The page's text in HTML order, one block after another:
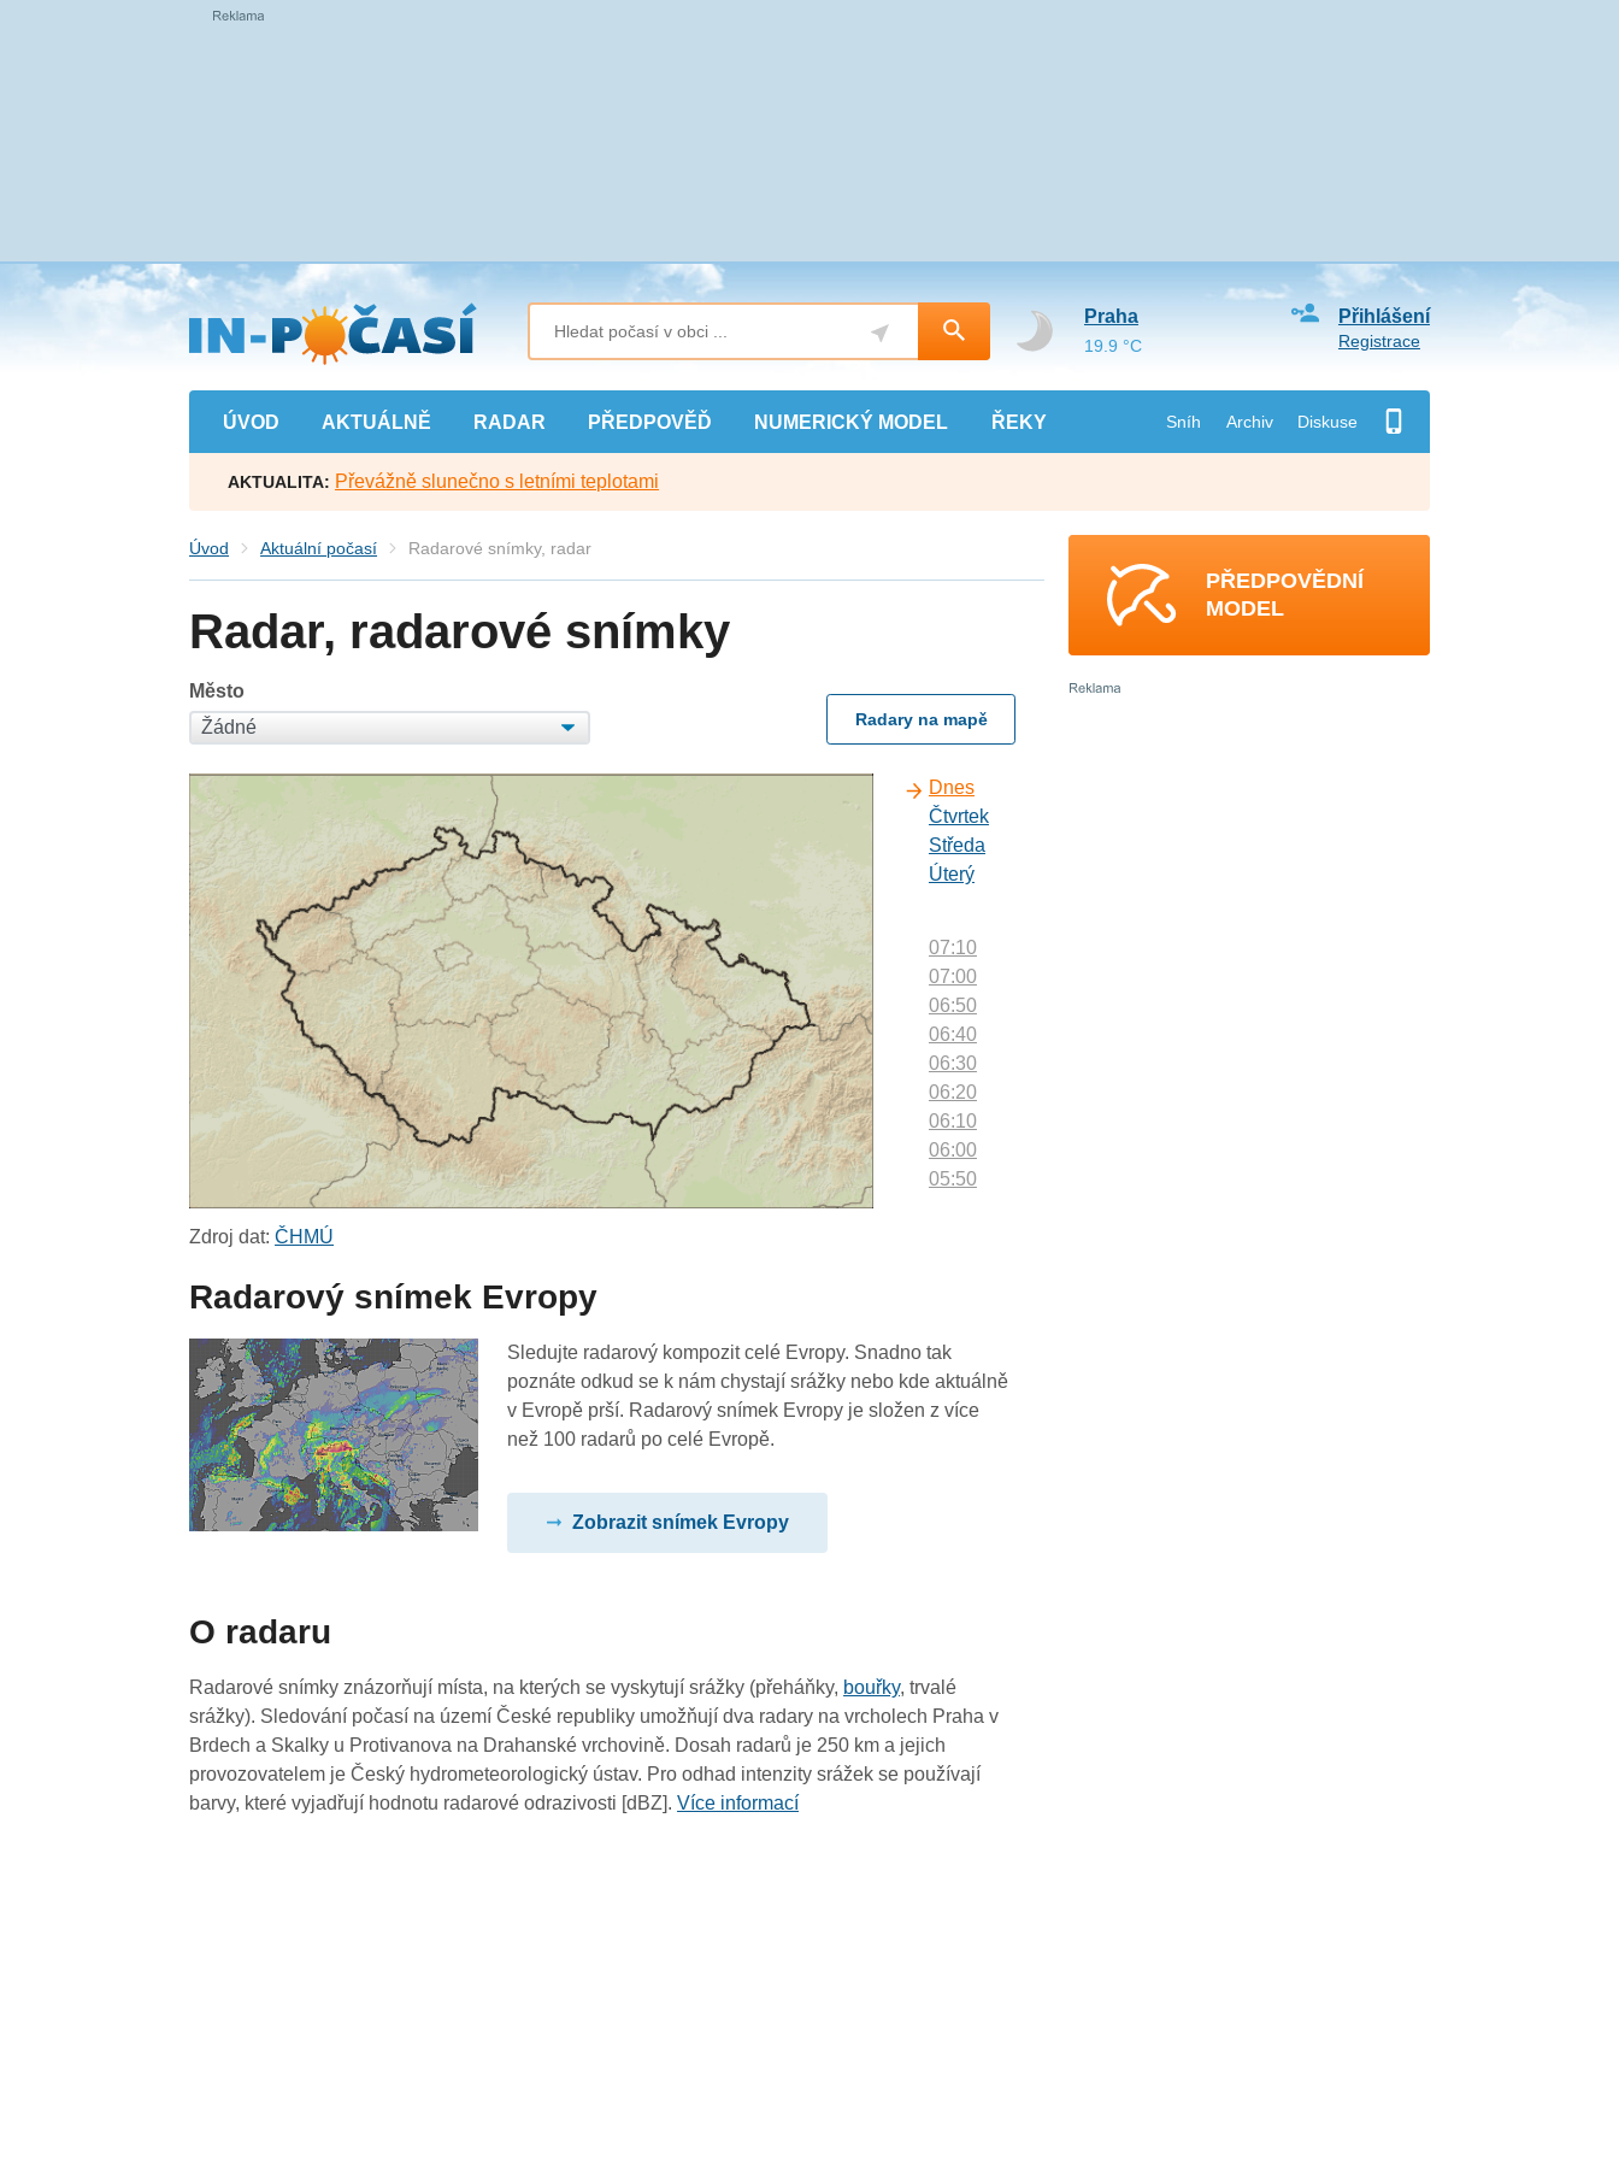
Přejít
na
hlavní
obsah
ÚVOD AKTUÁLNĚ RADAR PŘEDPOVĚĎ NUMERICKÝ MODEL ŘEKY Sníh Archiv Diskuse
Přihlášení
Registrace
Praha
19.9 °C
AKTUALITA: Převážně slunečno s letními teplotami
Úvod Aktuální počasí Radarové snímky, radar
Radar, radarové snímky
Město
Radary na mapě
Dnes
Čtvrtek
Středa
Úterý
07:10
07:00
06:50
06:40
06:30
06:20
06:10
06:00
05:50
04:50
04:40
04:30
02:50
02:40
02:30
02:20
Zdroj dat:ČHMÚ
Radarový snímek Evropy
Sledujte radarový kompozit celé Evropy. Snadno tak
poznáte odkud se k nám chystají srážky nebo kde aktuálně
v Evropě prší. Radarový snímek Evropy je složen z více
než 100 radarů po celé Evropě.
Zobrazit snímek Evropy
O radaru
Radarové snímky znázorňují místa, na kterých se vyskytují srážky (přeháňky, bouřky, trvalé
srážky). Sledování počasí na území České republiky umožňují dva radary na vrcholech Praha v
Brdech a Skalky u Protivanova na Drahanské vrchovině. Dosah radarů je 250 km a jejich
provozovatelem je Český hydrometeorologický ústav. Pro odhad intenzity srážek se používají
barvy, které vyjadřují hodnotu radarové odrazivosti [dBZ].Více informací
PŘEDPOVĚDNÍ
MODEL